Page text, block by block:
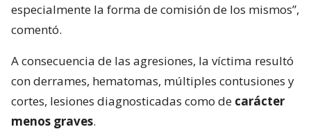
especialmente la forma de comisión de los mismos”,
comentó.
A consecuencia de las agresiones, la víctima resultó
con derrames, hematomas, múltiples contusiones y
cortes, lesiones diagnosticadas como de carácter
menos graves.